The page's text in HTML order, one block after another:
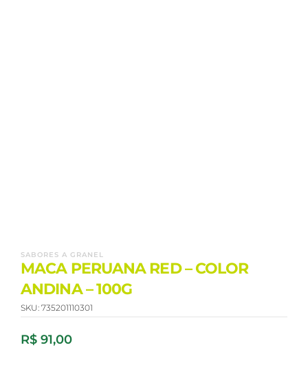
SABORES A GRANEL
MACA PERUANA RED – COLOR
ANDINA – 100G
SKU: 735201110301
R$ 91,00